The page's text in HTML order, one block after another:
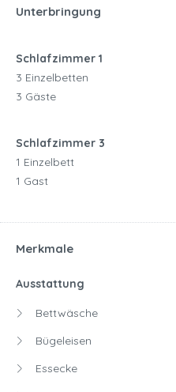
Unterbringung
Schlafzimmer 1
3 Einzelbetten
3 Gäste
Schlafzimmer 3
1 Einzelbett
1 Gast
Merkmale
Ausstattung
Bettwäsche
Bügeleisen
Essecke